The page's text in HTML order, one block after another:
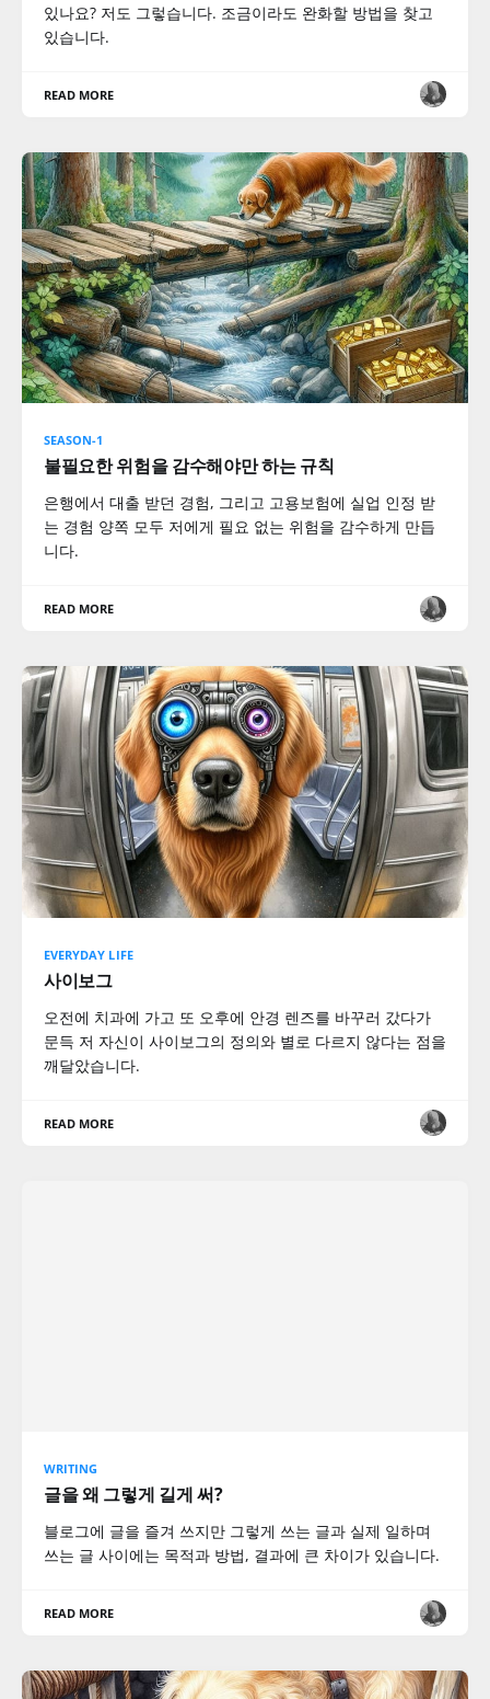
있나요? 저도 그렇습니다. 조금이라도 완화할 방법을 찾고
있습니다.
READ MORE
SEASON-1
불필요한 위험을 감수해야만 하는 규칙
은행에서 대출 받던 경험, 그리고 고용보험에 실업 인정 받
는 경험 양쪽 모두 저에게 필요 없는 위험을 감수하게 만듭
니다.
READ MORE
EVERYDAY LIFE
사이보그
오전에 치과에 가고 또 오후에 안경 렌즈를 바꾸러 갔다가
문득 저 자신이 사이보그의 정의와 별로 다르지 않다는 점을
깨달았습니다.
READ MORE
WRITING
글을 왜 그렇게 길게 써?
블로그에 글을 즐겨 쓰지만 그렇게 쓰는 글과 실제 일하며
쓰는 글 사이에는 목적과 방법, 결과에 큰 차이가 있습니다.
READ MORE